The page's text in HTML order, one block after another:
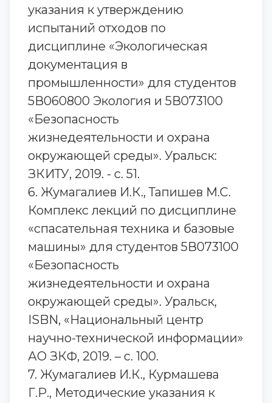
указания к утверждению
испытаний отходов по
дисциплине «Экологическая
документация в
промышленности» для студентов
5В060800 Экология и 5В073100
«Безопасность
жизнедеятельности и охрана
окружающей среды». Уральск:
ЗКИТУ, 2019. - с. 51.
6. Жумагалиев И.К., Тапишев М.С.
Комплекс лекций по дисциплине
«спасательная техника и базовые
машины» для студентов 5В073100
«Безопасность
жизнедеятельности и охрана
окружающей среды». Уральск,
ISBN, «Национальный центр
научно-технической информации»
АО ЗКФ, 2019. – с. 100.
7. Жумагалиев И.К., Курмашева
Г.Р., Методические указания к